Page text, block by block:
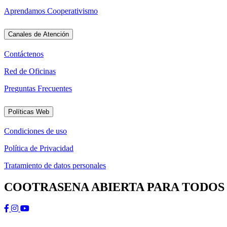
Aprendamos Cooperativismo
Canales de Atención
Contáctenos
Red de Oficinas
Preguntas Frecuentes
Políticas Web
Condiciones de uso
Política de Privacidad
Tratamiento de datos personales
COOTRASENA ABIERTA PARA TODOS